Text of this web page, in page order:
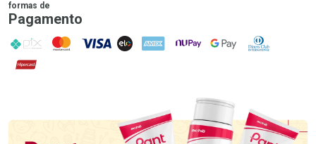
formas de
Pagamento
PIX MasterCard
VISA ELO AMEX NuPay Google PayDiners Club
Hipercard
Promoção em Destaque